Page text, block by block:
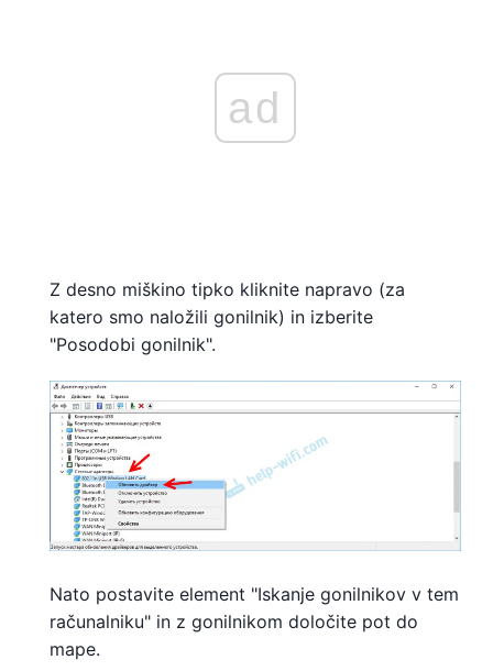
ad
Z desno miškino tipko kliknite napravo (za
katero smo naložili gonilnik) in izberite
"Posodobi gonilnik".
Nato postavite element "Iskanje gonilnikov v tem
računalniku" in z gonilnikom določite pot do
mape.